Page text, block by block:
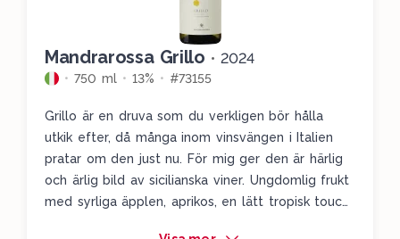
Mandrarossa Grillo • 2024
750 ml 13% #73155
Grillo är en druva som du verkligen bör hålla
utkik efter, då många inom vinsvängen i Italien
pratar om den just nu. För mig ger den är härlig
och ärlig bild av sicilianska viner. Ungdomlig frukt
med syrliga äpplen, aprikos, en lätt tropisk touch,